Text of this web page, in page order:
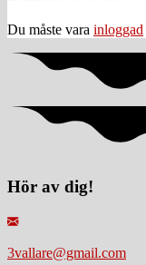
Du måste vara inloggad
Hör av dig!
3vallare@gmail.com